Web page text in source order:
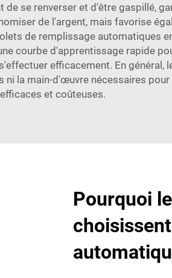
se renverser et d'être gaspillé,
de l'argent, mais favorise
de remplissage automatiques
courbe d'apprentissage rapide
efficacement. En
la main-d'œuvre nécessaires
et coûteuses.
Pourquoi